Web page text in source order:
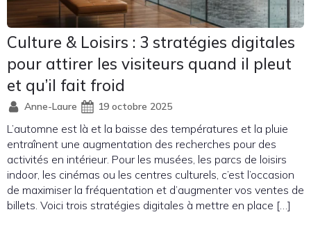
Culture & Loisirs : 3 stratégies digitales
pour attirer les visiteurs quand il pleut
et qu’il fait froid
Anne-Laure 19 octobre 2025
L’automne est là et la baisse des températures et la pluie
entraînent une augmentation des recherches pour des
activités en intérieur. Pour les musées, les parcs de loisirs
indoor, les cinémas ou les centres culturels, c’est l’occasion
de maximiser la fréquentation et d’augmenter vos ventes de
billets. Voici trois stratégies digitales à mettre en place […]